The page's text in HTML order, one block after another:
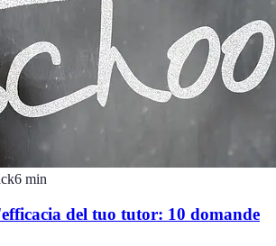
6 min
del tuo tutor: 10 domande